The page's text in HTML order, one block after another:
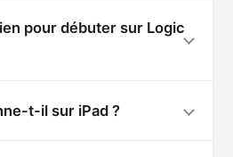
pour débuter sur Logic
t-il sur iPad ?